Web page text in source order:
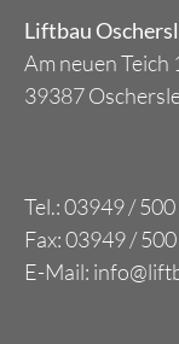
Liftbau
Am neuen Teich
39387
Tel.: 03949 /
Fax: 03949 /
E-Mail: